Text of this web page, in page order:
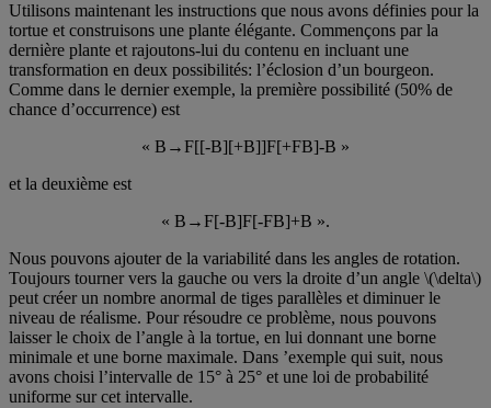
Utilisons maintenant les instructions que nous avons définies pour la
tortue et construisons une plante élégante. Commençons par la
dernière plante et rajoutons-lui du contenu en incluant une
transformation en deux possibilités: l’éclosion d’un bourgeon.
Comme dans le dernier exemple, la première possibilité (50% de
chance d’occurrence) est
« B→F[[-B][+B]]F[+FB]-B »
et la deuxième est
« B→F[-B]F[-FB]+B ».
Nous pouvons ajouter de la variabilité dans les angles de rotation.
Toujours tourner vers la gauche ou vers la droite d’un angle \(\delta\)
peut créer un nombre anormal de tiges parallèles et diminuer le
niveau de réalisme. Pour résoudre ce problème, nous pouvons
laisser le choix de l’angle à la tortue, en lui donnant une borne
minimale et une borne maximale. Dans ’exemple qui suit, nous
avons choisi l’intervalle de 15° à 25° et une loi de probabilité
uniforme sur cet intervalle.